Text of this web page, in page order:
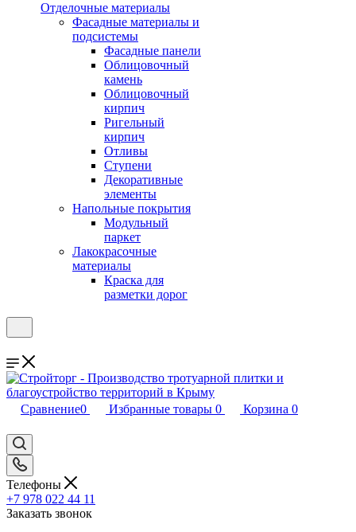
Отделочные материалы
Фасадные материалы и
подсистемы
Фасадные панели
Облицовочный
камень
Облицовочный
кирпич
Ригельный
кирпич
Отливы
Ступени
Декоративные
элементы
Напольные покрытия
Модульный
паркет
Лакокрасочные
материалы
Краска для
разметки дорог
Сравнение0 Избранные товары 0 Корзина 0
Телефоны
+7 978 022 44 11
Заказать звонок